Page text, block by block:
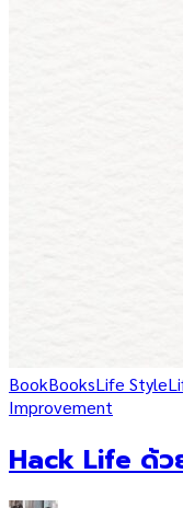
BookBooksLife Style
Improvement
Hack Life ด้ว